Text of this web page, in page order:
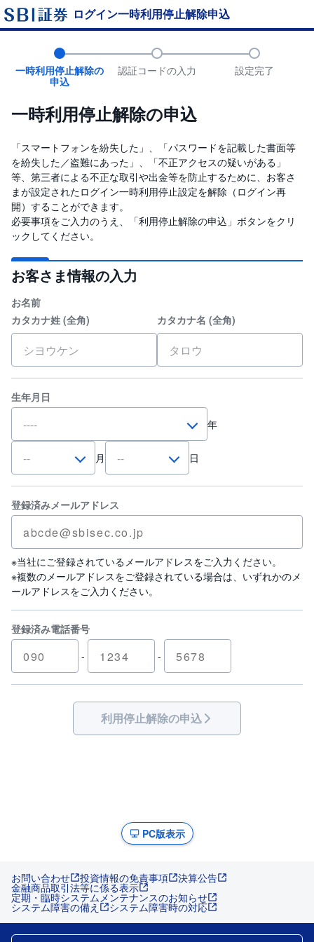
ログイン一時利用停止解除申込
一時利用停止解除の
申込
認証コードの入力 設定完了
一時利用停止解除の申込
「スマートフォンを紛失した」、「パスワードを記載した書面等
を紛失した／盗難にあった」、「不正アクセスの疑いがある」
等、第三者による不正な取引や出金等を防止するために、お客さ
まが設定されたログイン一時利用停止設定を解除（ログイン再
開）することができます。
必要事項をご入力のうえ、「利用停止解除の申込」ボタンをクリ
ックしてください。
お客さま情報の入力
お名前
カタカナ姓 (全角)
カタカナ名 (全角)
生年月日
年
月 日
登録済みメールアドレス
※当社にご登録されているメールアドレスをご入力ください。
※複数のメールアドレスをご登録されている場合は、いずれかのメ
ールアドレスをご入力ください。
登録済み電話番号
-
-
利用停止解除の申込
PC版表示
お問い合わせ 投資情報の免責事項 決算公告
金融商品取引法等に係る表示
定期・臨時システムメンテナンスのお知らせ
システム障害の備え システム障害時の対応